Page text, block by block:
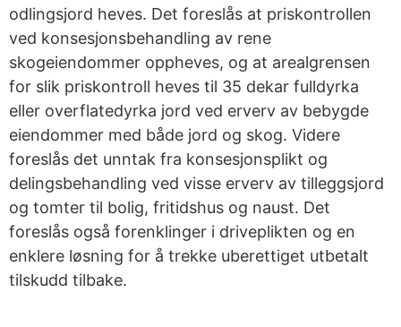
odlingsjord heves. Det foreslås at priskontrollen
ved konsesjonsbehandling av rene
skogeiendommer oppheves, og at arealgrensen
for slik priskontroll heves til 35 dekar fulldyrka
eller overflatedyrka jord ved erverv av bebygde
eiendommer med både jord og skog. Videre
foreslås det unntak fra konsesjonsplikt og
delingsbehandling ved visse erverv av tilleggsjord
og tomter til bolig, fritidshus og naust. Det
foreslås også forenklinger i driveplikten og en
enklere løsning for å trekke uberettiget utbetalt
tilskudd tilbake.